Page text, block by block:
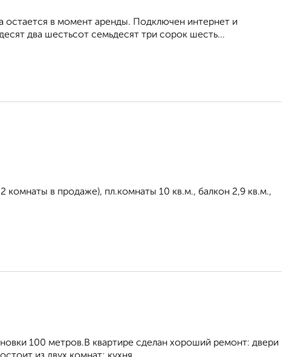
остается в момент аренды. Подключен интернет и
два шестьсот семьдесят три сорок шесть...
комнаты в продаже), пл.комнаты 10 кв.м., балкон 2,9 кв.м.,
100 метров.В квартире сделан хороший ремонт: двери